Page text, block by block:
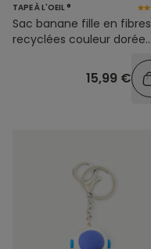
TAPE À L'OEIL ®
Sac banane fille en fibres
recyclées couleur dorée
15,99 €